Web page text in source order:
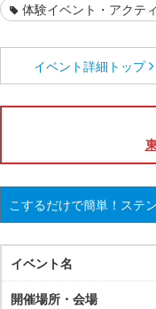
体験イベント・アクテ
イベント詳細 トップ
こするだけで簡単！ステ
イベント名
開催場所・会場